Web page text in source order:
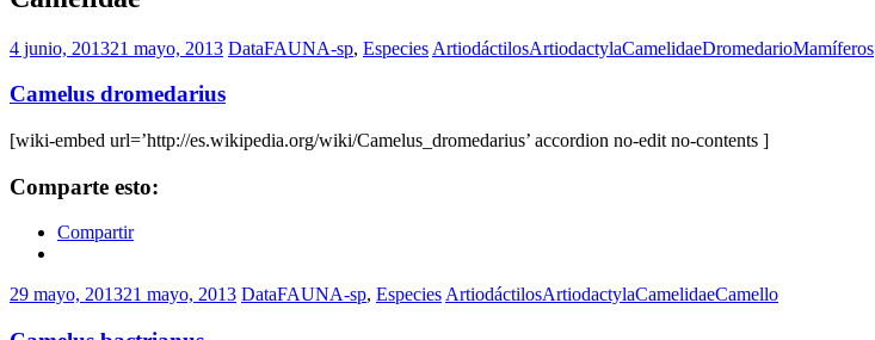
4 junio, 201321 mayo, 2013 DataFAUNA-sp, Especies ArtiodáctilosArtiodactylaCamelidaeDromedarioMamíferos
Camelus dromedarius
[wiki-embed url=’http://es.wikipedia.org/wiki/Camelus_dromedarius’ accordion no-edit no-contents ]
Comparte esto:
Compartir
29 mayo, 201321 mayo, 2013 DataFAUNA-sp, EspeciesArtiodáctilosArtiodactylaCamelidaeCamello